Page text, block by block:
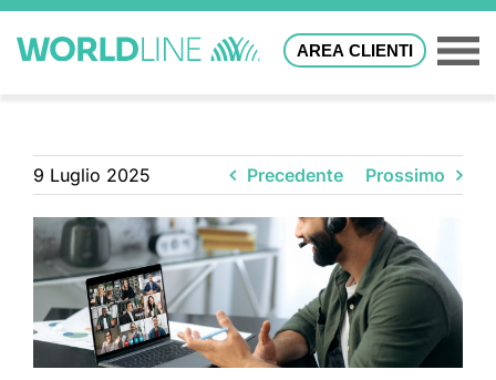
AREA CLIENTI
9 Luglio 2025 Precedente Prossimo